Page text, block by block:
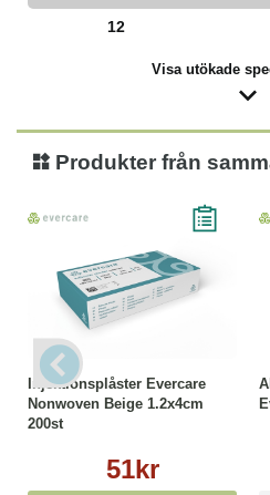
12
Visa utökade
Produkter från
Injektionsplåster Evercare
Nonwoven Beige 1.2x4cm
200st
51kr